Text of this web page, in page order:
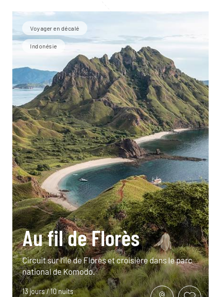
Voyager en décalé
Indonésie
Au fil de Florès
Circuit sur l’île de Florès et croisière dans le parc
national de Komodo.
13 jours / 10 nuits